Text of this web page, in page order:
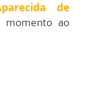
de
ao